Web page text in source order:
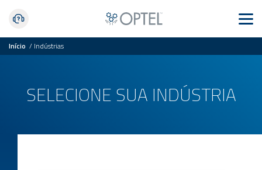
Início / Indústrias
SELECIONE SUA INDÚSTRIA